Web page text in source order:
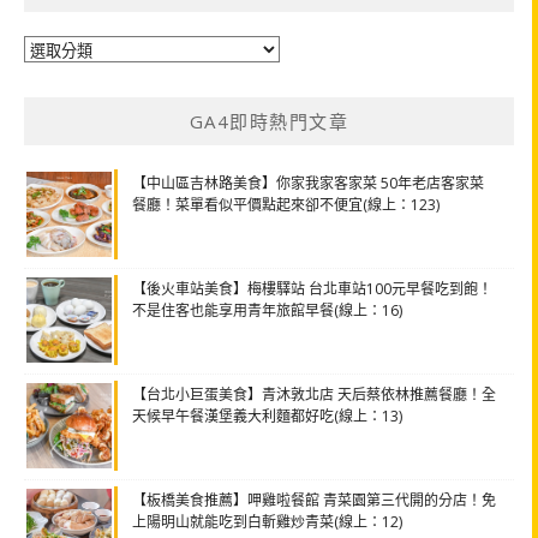
分
GA4即時熱門文章
【中山區吉林路美食】你家我家客家菜 50年老店客家菜
餐廳！菜單看似平價點起來卻不便宜(線上：123)
【後火車站美食】梅樓驛站 台北車站100元早餐吃到飽！
不是住客也能享用青年旅館早餐(線上：16)
【台北小巨蛋美食】青沐敦北店 天后蔡依林推薦餐廳！全
天候早午餐漢堡義大利麵都好吃(線上：13)
【板橋美食推薦】呷雞啦餐館 青菜園第三代開的分店！免
上陽明山就能吃到白斬雞炒青菜(線上：12)